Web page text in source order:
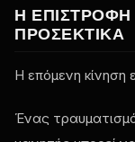
Η ΕΠΙΣΤΡΟΦΉ
ΠΡΟΣΕΚΤΙΚΆ
Η επόμενη κίνηση
Ένας